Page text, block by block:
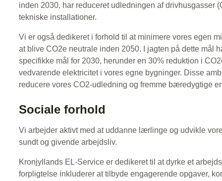
inden 2030, har reduceret udledningen af drivhusgasser
tekniske installationer.
Vi er også dedikeret i forhold til at minimere vores egen
at blive CO2e neutrale inden 2050. I jagten på dette mål
specifikke mål for 2030, herunder en 30% reduktion i
vedvarende elektricitet i vores egne bygninger. Disse
reducere vores CO2-udledning og fremme bæredygtige
Sociale forhold
Vi arbejder aktivt med at uddanne lærlinge og udvikle
sundt og givende arbejdsliv.
Kronjyllands EL-Service er dedikeret til at dyrke et
forpligtelse inkluderer at tilbyde engagerende opgaver,